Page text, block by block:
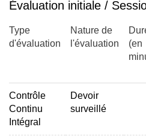
Évaluation initiale /
Type
d'évaluation
Nature de
l'évaluation
(en
Contrôle
Continu
Intégral
Devoir
surveillé